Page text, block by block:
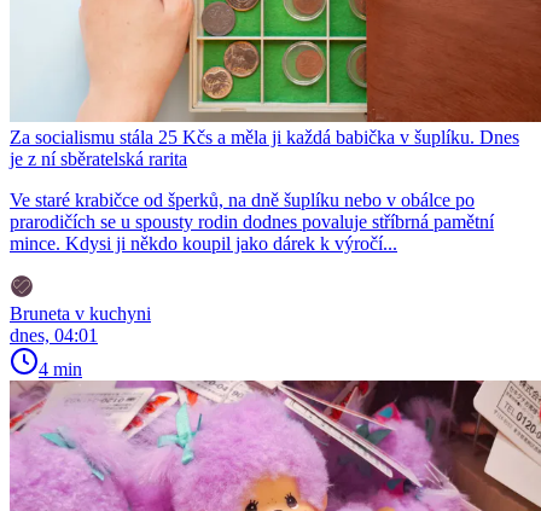
Za socialismu stála 25 Kčs a měla ji každá babička v šuplíku. Dnes
je z ní sběratelská rarita
Ve staré krabičce od šperků, na dně šuplíku nebo v obálce po
prarodičích se u spousty rodin dodnes povaluje stříbrná pamětní
mince. Kdysi ji někdo koupil jako dárek k výročí...
Bruneta v kuchyni
dnes, 04:01
4 min